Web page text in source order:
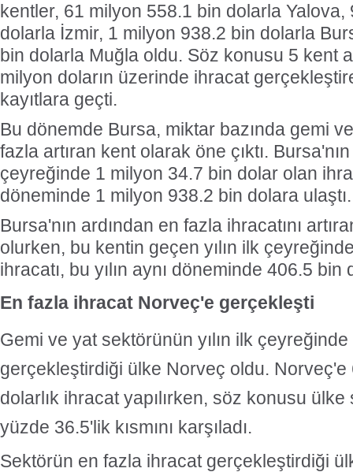
kentler, 61 milyon 558.1 bin dolarla Yalova,
dolarla İzmir, 1 milyon 938.2 bin dolarla
bin dolarla Muğla oldu. Söz konusu 5 kent
milyon doların üzerinde ihracat
kayıtlara geçti.
Bu dönemde Bursa, miktar bazında gemi
fazla artıran kent olarak öne çıktı.
çeyreğinde 1 milyon 34.7 bin dolar olan
döneminde 1 milyon 938.2 bin dolara ulaştı.
Bursa'nın ardından en fazla ihracatını
olurken, bu kentin geçen yılın ilk
ihracatı, bu yılın aynı döneminde 406.5 bin
En fazla ihracat Norveç'e gerçekleşti
Gemi ve yat sektörünün yılın ilk
gerçekleştirdiği ülke Norveç oldu. Norveç'e
dolarlık ihracat yapılırken, söz konusu ülke
yüzde 36.5'lik kısmını karşıladı.
Sektörün en fazla ihracat gerçekleştirdiği